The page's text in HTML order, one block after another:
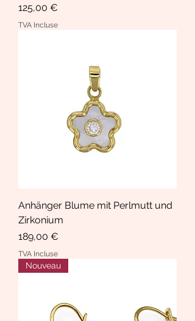
Prix
125,00 €
TVA Incluse
Anhänger Blume mit Perlmutt und
Zirkonium
Prix
189,00 €
TVA Incluse
Nouveau